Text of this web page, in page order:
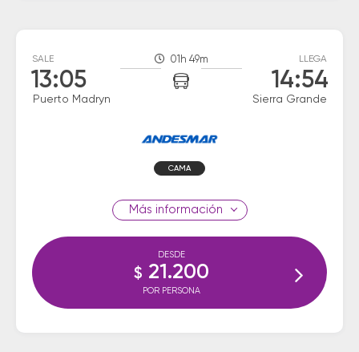
SALE
13:05
Puerto Madryn
01h 49m LLEGA
14:54
Sierra Grande
CAMA
información
DESDE
$ 21.200
POR PERSONA